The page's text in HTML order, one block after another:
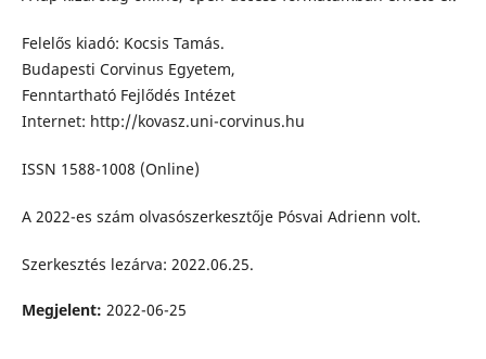
Felelős kiadó: Kocsis Tamás.
Budapesti Corvinus Egyetem,
Fenntartható Fejlődés Intézet
Internet: http://kovasz.uni-corvinus.hu
ISSN 1588-1008 (Online)
A 2022-es szám olvasószerkesztője Pósvai Adrienn volt.
Szerkesztés lezárva: 2022.06.25.
Megjelent: 2022-06-25